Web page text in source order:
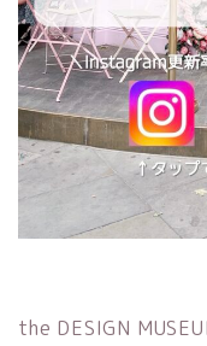
the DESIGN